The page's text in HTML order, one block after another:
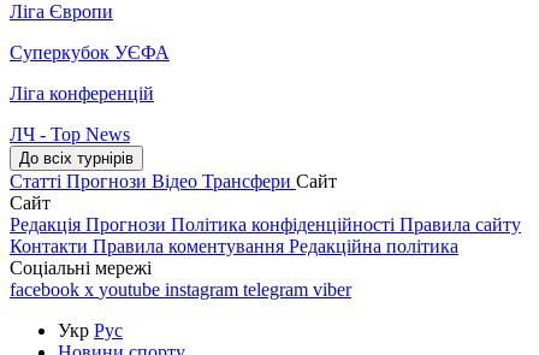
Ліга Європи
Суперкубок УЄФА
Ліга конференцій
ЛЧ - Top News
До всіх турнірів
Статті Прогнози Відео Трансфери Сайт
Сайт
Редакція Прогнози Політика конфіденційності Правила сайту
Контакти Правила коментування Редакційна політика
Соціальні мережі
facebook x youtube instagram telegram viber
Укр Рус